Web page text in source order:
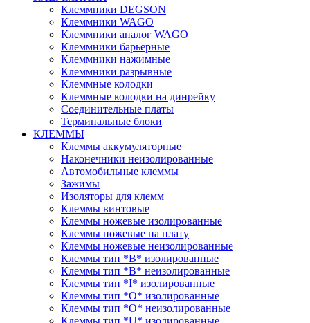
Клеммники DEGSON
Клеммники WAGO
Клеммники аналог WAGO
Клеммники барьерные
Клеммники нажимные
Клеммники разрывные
Клеммные колодки
Клеммные колодки на динрейку
Соединительные платы
Терминальные блоки
КЛЕММЫ
Клеммы аккумуляторные
Наконечники неизолированные
Автомобильные клеммы
Зажимы
Изоляторы для клемм
Клеммы винтовые
Клеммы ножевые изолированные
Клеммы ножевые на плату
Клеммы ножевые неизолированные
Клеммы тип *B* изолированные
Клеммы тип *B* неизолированные
Клеммы тип *I* изолированные
Клеммы тип *O* изолированные
Клеммы тип *O* неизолированные
Клеммы тип *U* изолированные